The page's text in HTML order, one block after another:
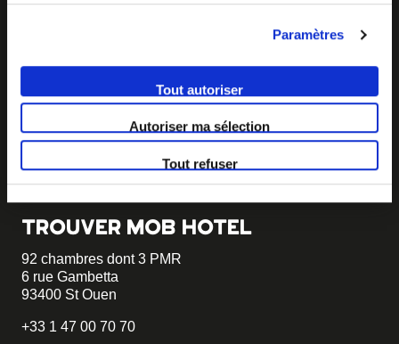
Paramètres
Tout autoriser
Autoriser ma sélection
Tout refuser
Vous souhaitez créer votre MOB HOTEL et prendre part
à notre mouvement,écrivez-nous et racontez nous votre
projet, nous vous dirons comment faire.
becomemob@mobhotel.com
TROUVER MOB HOTEL
92 chambres dont 3 PMR
6 rue Gambetta
93400 St Ouen
+33 1 47 00 70 70